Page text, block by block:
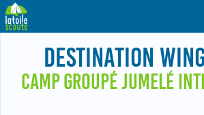
DESTINATION
CAMP GROUPÉ JUMELÉ